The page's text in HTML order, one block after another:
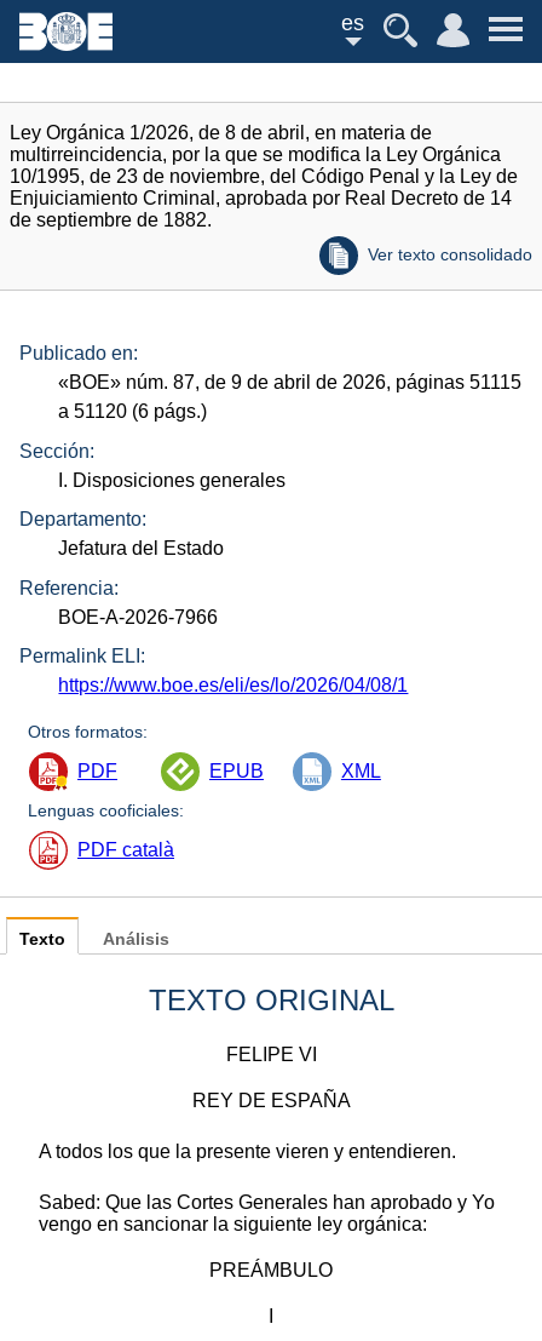
es
Ley Orgánica 1/2026, de 8 de abril, en materia de
multirreincidencia, por la que se modifica la Ley Orgánica
10/1995, de 23 de noviembre, del Código Penal y la Ley de
Enjuiciamiento Criminal, aprobada por Real Decreto de 14
de septiembre de 1882.
Ver texto consolidado
Publicado en:
«BOE» núm. 87, de 9 de abril de 2026, páginas 51115
a 51120 (6 págs.)
Sección:
I. Disposiciones generales
Departamento:
Jefatura del Estado
Referencia:
BOE-A-2026-7966
Permalink ELI:
https://www.boe.es/eli/es/lo/2026/04/08/1
Otros formatos:
PDF EPUB XML
Lenguas cooficiales:
PDF català
Texto
TEXTO ORIGINAL
FELIPE VI
REY DE ESPAÑA
A todos los que la presente vieren y entendieren.
Sabed: Que las Cortes Generales han aprobado y Yo
vengo en sancionar la siguiente ley orgánica:
PREÁMBULO
Análisis